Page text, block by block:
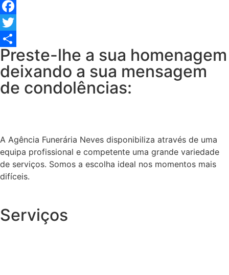
Facebook
Twitter
Share
Preste-lhe a sua homenagem
deixando a sua mensagem
de condolências:
A Agência Funerária Neves disponibiliza através de uma
equipa profissional e competente uma grande variedade
de serviços. Somos a escolha ideal nos momentos mais
difíceis.
Serviços